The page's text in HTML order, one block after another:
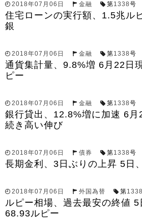
2018年07月06日 金融 第1338号
住宅ローンの実行額、1.5兆ル
銀
2018年07月06日 金融 第1338号
通貨集計量、9.8%増 6月22日
ピー
2018年07月06日 金融 第1338号
銀行貸出、12.8%増に加速 6月
続き高い伸び
2018年07月06日 債券 第1338号
長期金利、3日ぶりの上昇 5日
2018年07月06日 外国為替 第1338
ルピー相場、過去最安の終値 5
68.93ルピー